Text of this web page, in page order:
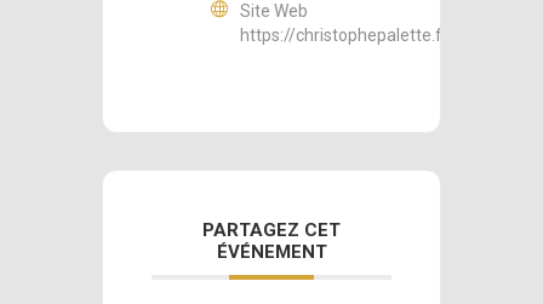
Site Web
https://christophepalette.fr
PARTAGEZ CET
ÉVÉNEMENT